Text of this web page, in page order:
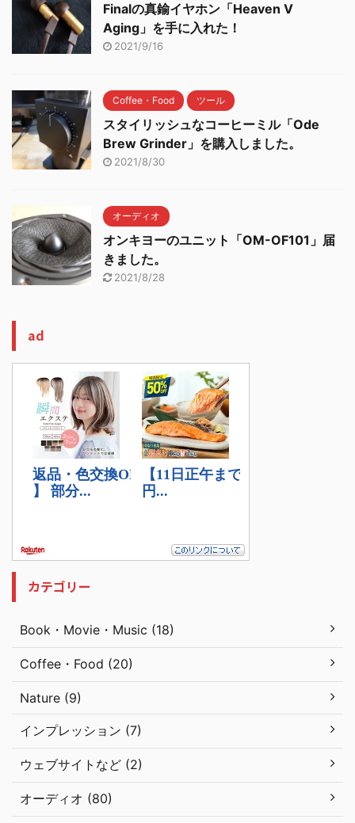
Finalの真鍮イヤホン「Heaven V
Aging」を手に入れた！
2021/9/16
Coffee・Food ツール
スタイリッシュなコーヒーミル「Ode
Brew Grinder」を購入しました。
2021/8/30
オーディオ
オンキヨーのユニット「OM-OF101」届
きました。
2021/8/28
ad
カテゴリー
Book・Movie・Music (18)
Coffee・Food (20)
Nature (9)
インプレッション (7)
ウェブサイトなど (2)
オーディオ (80)